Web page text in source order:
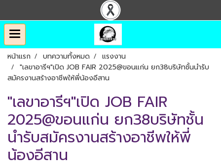
หน้าแรก บทความทั้งหมด
แรงงาน
"เลขาอารีฯ"เปิด JOB FAIR 2025@ขอนแก่น ยก38บริษัทชั้นนำรับ
สมัครงานสร้างอาชีพให้พี่น้องอีสาน
"เลขาอารีฯ"เปิด JOB FAIR
2025@ขอนแก่น ยก38บริษัทชั้น
นำรับสมัครงานสร้างอาชีพให้พี่
น้องอีสาน